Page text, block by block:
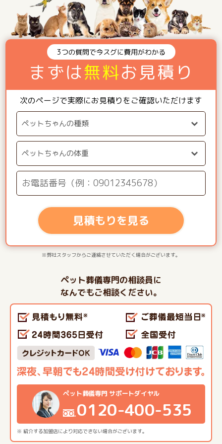
3つの質問で今スグに費用がわかる
まずは無料お見積り
次のページで実際にお見積りをご確認いただけます
見積もりを見る
※弊社スタッフからご連絡させていただく場合がございます。
ペット葬儀専門の相談員に
なんでもご相談ください。
※ 紹介する加盟店により対応できない場合がございます。
ペット葬儀専門 サポートダイヤル
0120-400-535